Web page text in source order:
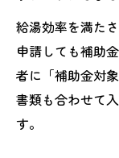
給湯効率を満た
申請しても補助
者に「補助金対
書類も合わせて
す。